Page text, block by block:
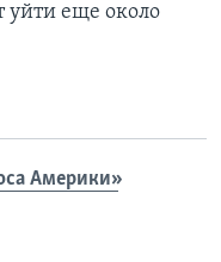
уйти еще около
Америки»